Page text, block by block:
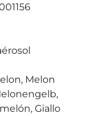
Melon
Giallo